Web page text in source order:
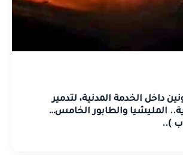
داخل الخدمة المدنية، لتدمير
المليشيا والطابور الخامس…
)..